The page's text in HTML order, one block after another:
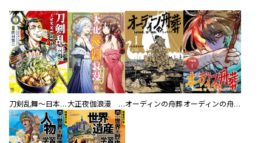
刀剣乱舞～日本号つれづれ酒～ 大正夜伽浪漫 －金曜日の花嫁—オーディンの舟葬 オーディンの舟葬 分冊版